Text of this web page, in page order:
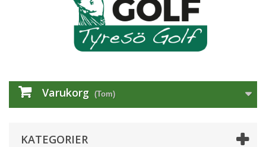
Varukorg (Tom)
KATEGORIER